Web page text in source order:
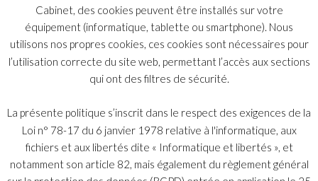
Abonnez-vous single
Cabinet, des cookies peuvent être installés sur votre
équipement (informatique, tablette ou smartphone). Nous
utilisons nos propres cookies, ces cookies sont nécessaires pour
l’utilisation correcte du site web, permettant l’accès aux sections
qui ont des filtres de sécurité.
La présente politique s’inscrit dans le respect des exigences de la
Loi n° 78-17 du 6 janvier 1978 relative à l'informatique, aux
fichiers et aux libertés dite « Informatique et libertés », et
notamment son article 82, mais également du règlement général